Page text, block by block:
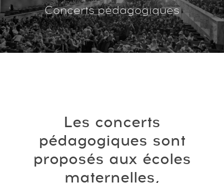
Concerts pédagogiques
Les concerts
pédagogiques sont
proposés aux écoles
maternelles,